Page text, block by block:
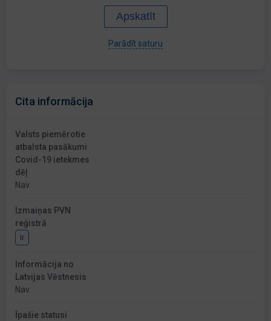
Apskatīt
Parādīt saturu
Cita informācija
Valsts piemērotie
atbalsta pasākumi
Covid-19 ietekmes
dēļ
Nav
Izmaiņas PVN
reģistrā
Ir
Informācija no
Latvijas Vēstnesis
Nav
Īpašie statusi